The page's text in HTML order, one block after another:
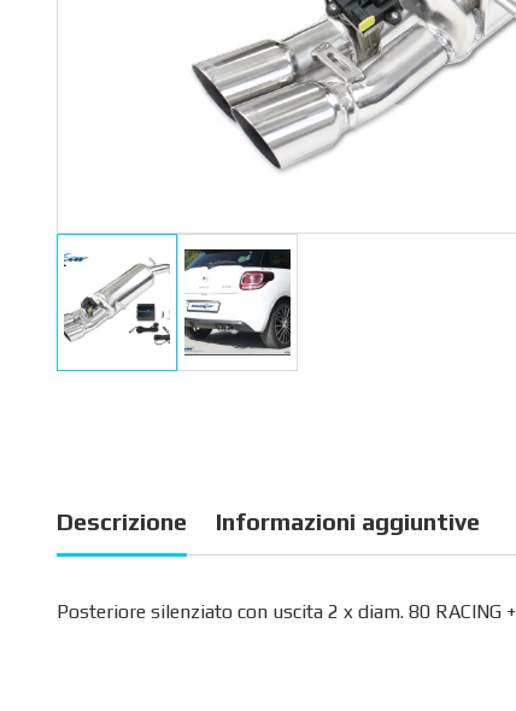
Descrizione Informazioni aggiuntive
Posteriore silenziato con uscita 2 x diam. 80